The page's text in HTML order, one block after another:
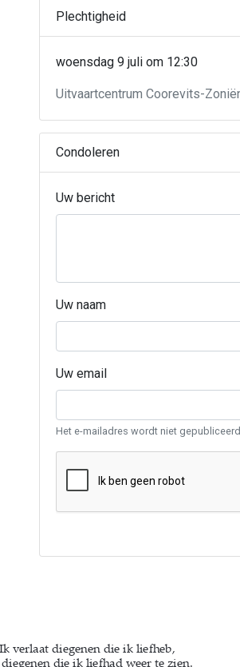
Plechtigheid
woensdag 9 juli om 12:30
Uitvaartcentrum Coorevits-
Condoleren
Uw bericht
Uw naam
Uw email
Het e-mailadres wordt niet